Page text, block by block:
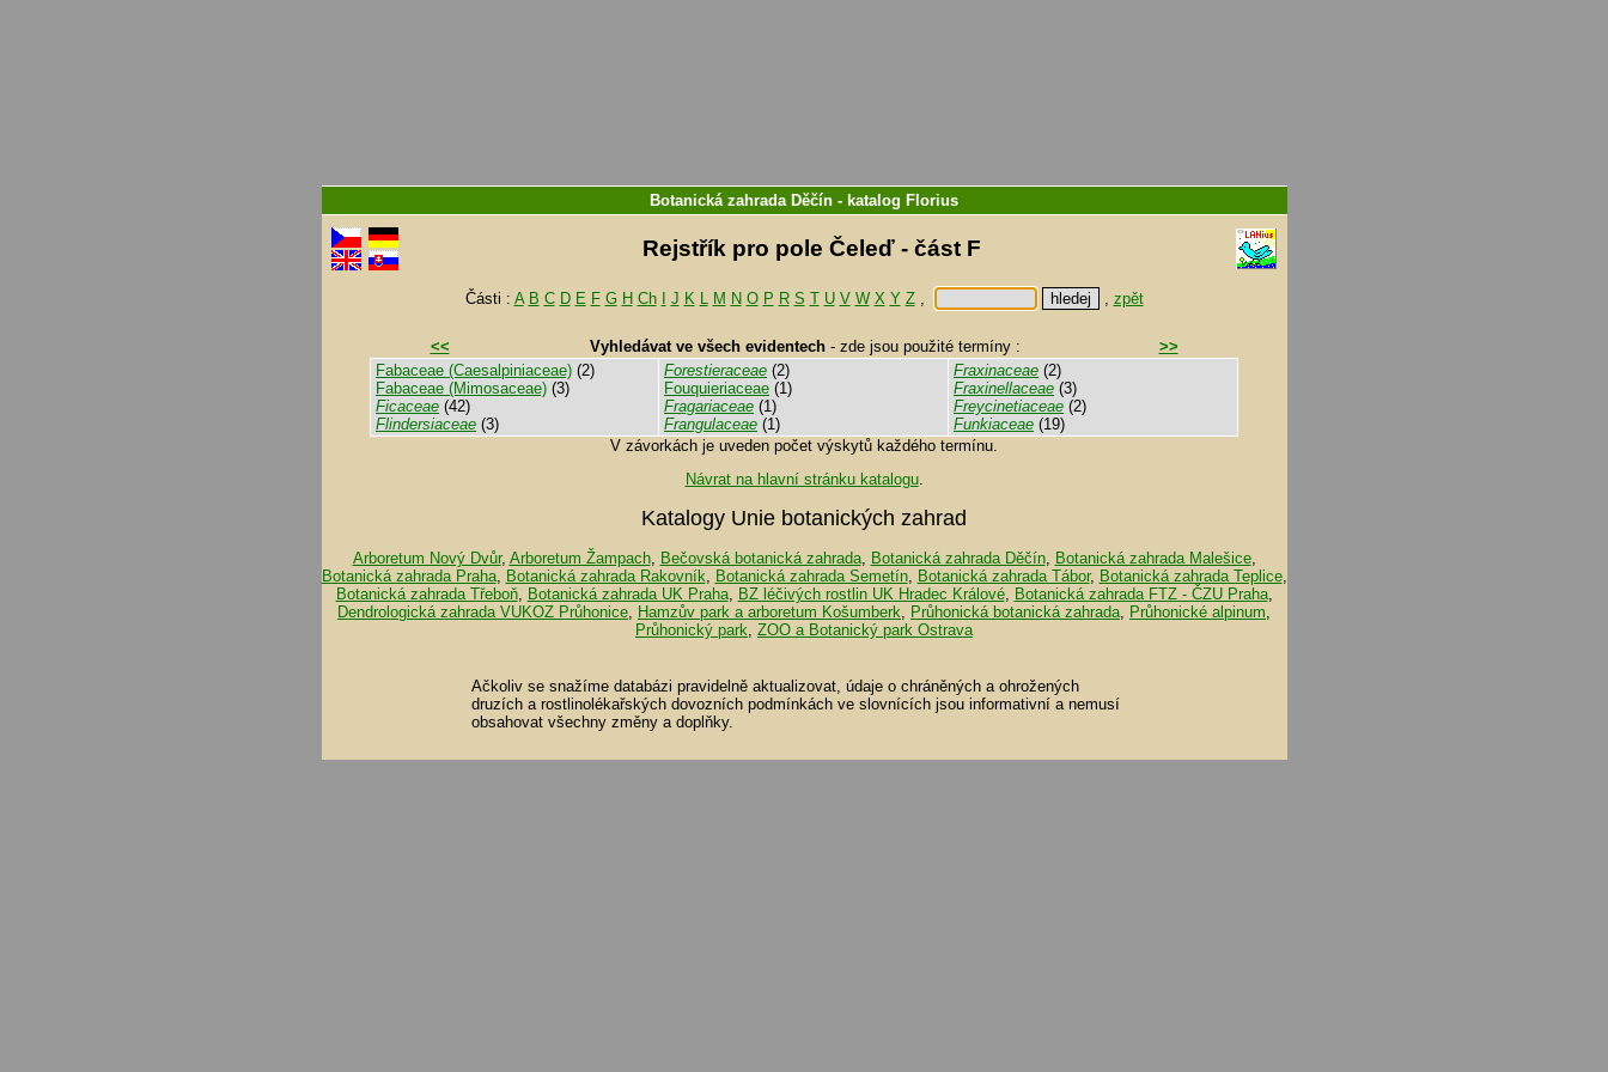
Botanická zahrada Děčín - katalog Florius
Rejstřík pro pole Čeleď - část F
Části : A B C D E F G H Ch J K L M N O P R S T U V W X Y Z, , zpět
<< Vyhledávat ve všech evidentech- zde jsou použité termíny :
>>
Fabaceae (Caesalpiniaceae) (2)
Fabaceae (Mimosaceae) (3)
Ficaceae (42)
Flindersiaceae (3)
Forestieraceae (2)
Fouquieriaceae (1)
Fragariaceae (1)
Frangulaceae (1)
Fraxinaceae (2)
Fraxinellaceae (3)
Freycinetiaceae (2)
Funkiaceae (19)
V závorkách je uveden počet výskytů každého termínu.
Návrat na hlavní stránku katalogu.
Katalogy Unie botanických zahrad
Arboretum Nový Dvůr, Arboretum Žampach, Bečovská botanická zahrada, Botanická zahrada Děčín, Botanická zahrada Malešice,
Botanická zahrada Praha, Botanická zahrada Rakovník Botanická zahrada Semetín, Botanická zahrada Tábor, Botanická zahrada Teplice,
Botanická zahrada Třeboň, Botanická zahrada UK Praha, BZ léčivých rostlin UK Hradec Králové, Botanická zahrada FTZ - ČZU Praha,
Dendrologická zahrada VUKOZ Průhonice
Hamzův park a arboretum Košumberk Průhonická botanická zahrada Průhonické alpinum
Průhonický park ZOO a Botanický park Ostrava
Ačkoliv se snažíme databázi pravidelně aktualizovat, údaje o chráněných a ohrožených
druzích a rostlinolékařských dovozních podmínkách ve slovnících jsou informativní a nemusí
obsahovat všechny změny a doplňky.